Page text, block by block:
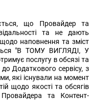
що Провайдер та
та не дають
наповнення та зміст
"В ТОМУ ВИГЛЯДІ, У
послугу в обсязі та
Додаткового сервісу, з
які існували на момент
щодо якості та обсягів
та Контент-